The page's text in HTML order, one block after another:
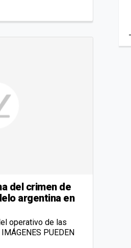
del crimen de
argentina en
operativo de las
PUEDEN